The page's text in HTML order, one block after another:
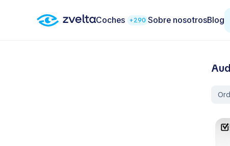
Coches +290 Sobre nosotrosBlog